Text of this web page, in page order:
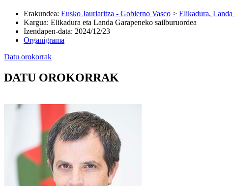
Erakundea: Eusko Jaurlaritza - Gobierno Vasco > Elikadura, Landa
Kargua: Elikadura eta Landa Garapeneko sailburuordea
Izendapen-data: 2024/12/23
Organigrama
Datu orokorrak
DATU OROKORRAK